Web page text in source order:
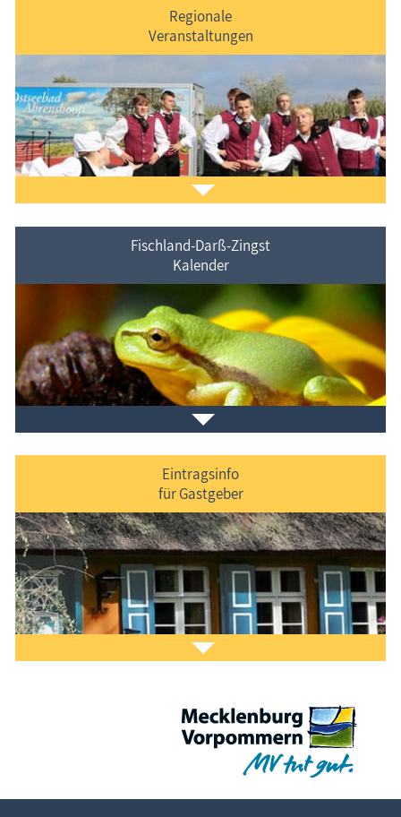
DerFerienorte auf Fischland-Darß-Zingst
vorgestellt.
Regionale
Veranstaltungen
Veranstaltungenim Ferienort und in der Umgebung.
Fischland-Darß-Zingst
Kalender
Laden Sie sich ein Stück Urlaub mit demFischland-
Darß-Zingst-Kalenderauf den Bildschirm.
Eintragsinfo
für Gastgeber